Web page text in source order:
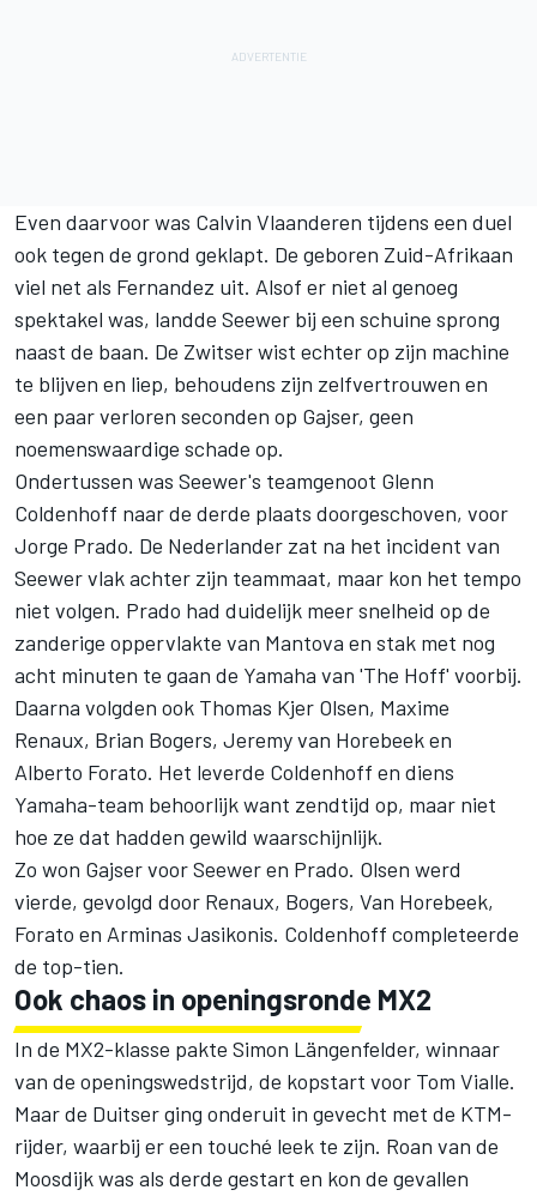
Even daarvoor was Calvin Vlaanderen tijdens een duel
ook tegen de grond geklapt. De geboren Zuid-Afrikaan
viel net als Fernandez uit. Alsof er niet al genoeg
spektakel was, landde Seewer bij een schuine sprong
naast de baan. De Zwitser wist echter op zijn machine
te blijven en liep, behoudens zijn zelfvertrouwen en
een paar verloren seconden op Gajser, geen
noemenswaardige schade op.
Ondertussen was Seewer's teamgenoot Glenn
Coldenhoff naar de derde plaats doorgeschoven, voor
Jorge Prado. De Nederlander zat na het incident van
Seewer vlak achter zijn teammaat, maar kon het tempo
niet volgen. Prado had duidelijk meer snelheid op de
zanderige oppervlakte van Mantova en stak met nog
acht minuten te gaan de Yamaha van 'The Hoff' voorbij.
Daarna volgden ook Thomas Kjer Olsen, Maxime
Renaux, Brian Bogers, Jeremy van Horebeek en
Alberto Forato. Het leverde Coldenhoff en diens
Yamaha-team behoorlijk want zendtijd op, maar niet
hoe ze dat hadden gewild waarschijnlijk.
Zo won Gajser voor Seewer en Prado. Olsen werd
vierde, gevolgd door Renaux, Bogers, Van Horebeek,
Forato en Arminas Jasikonis. Coldenhoff completeerde
de top-tien.
Ook chaos in openingsronde MX2
In de MX2-klasse pakte Simon Längenfelder, winnaar
van de openingswedstrijd, de kopstart voor Tom Vialle.
Maar de Duitser ging onderuit in gevecht met de KTM-
rijder, waarbij er een touché leek te zijn. Roan van de
Moosdijk was als derde gestart en kon de gevallen